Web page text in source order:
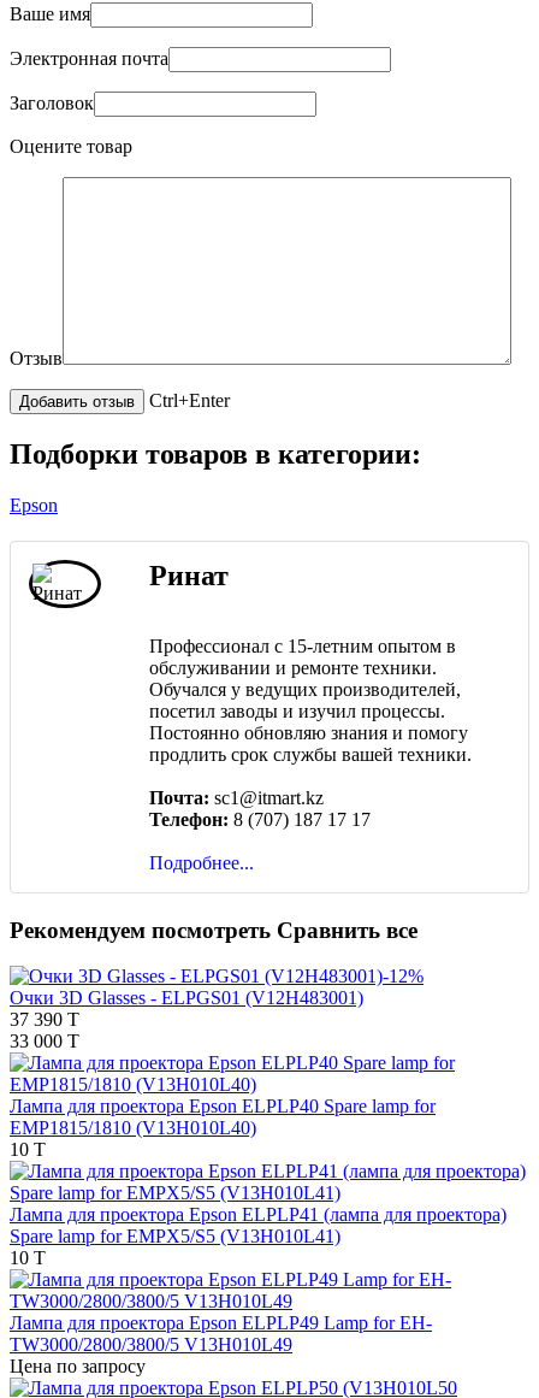
Ваше имя
Электронная почта
Заголовок
Оцените товар
Отзыв
Ctrl+Enter
Подборки товаров в категории:
Epson
Ринат
Профессионал с 15-летним опытом в
обслуживании и ремонте техники.
Обучался у ведущих производителей,
посетил заводы и изучил процессы.
Постоянно обновляю знания и помогу
продлить срок службы вашей техники.
Почта: sc1@itmart.kz
Телефон: 8 (707) 187 17 17
Подробнее...
Рекомендуем посмотреть Сравнить все
-12%
Очки 3D Glasses - ELPGS01 (V12H483001)
37 390 T
33 000 T
Лампа для проектора Epson ELPLP40 Spare lamp for
EMP1815/1810 (V13H010L40)
10 T
Лампа для проектора Epson ELPLP41 (лампа для проектора)
Spare lamp for EMPX5/S5 (V13H010L41)
10 T
Лампа для проектора Epson ELPLP49 Lamp for EH-
TW3000/2800/3800/5 V13H010L49
Цена по запросу